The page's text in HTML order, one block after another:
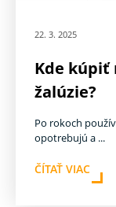
22. 3. 2025
Kde kúpiť
žalúzie?
Po rokoch
opotrebujú a ...
ČÍTAŤ VIAC